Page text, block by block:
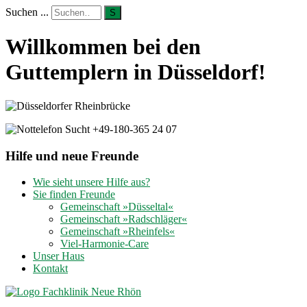
Suchen ... S
Willkommen bei den
Guttemplern in Düsseldorf!
Hilfe und neue Freunde
Wie sieht unsere Hilfe aus?
Sie finden Freunde
Gemeinschaft »Düsseltal«
Gemeinschaft »Radschläger«
Gemeinschaft »Rheinfels«
Viel-Harmonie-Care
Unser Haus
Kontakt